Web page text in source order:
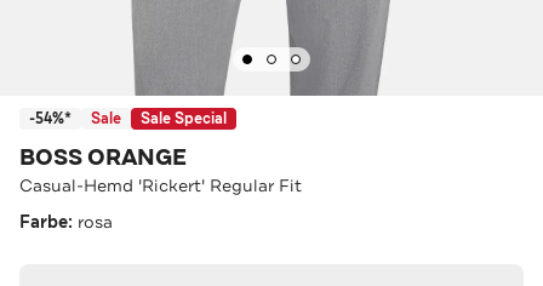
-54%* Sale Sale Special
BOSS ORANGE
Casual-Hemd 'Rickert' Regular Fit
Farbe: rosa